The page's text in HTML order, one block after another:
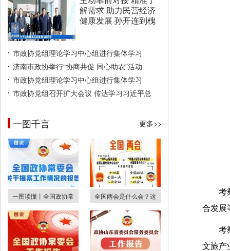
解需求 助力民营经济
健康发展 孙开连到槐
市政协党组理论学习中心组进行集体学习
济南市政协举行“协商共促 同心助农”活动
市政协党组理论学习中心组进行集体学习
市政协党组召开扩大会议 传达学习习近平总
一图千言 更多>>
一图读懂丨全国政协常 全国两会是什么会？这
考
合发展
考
文旅产